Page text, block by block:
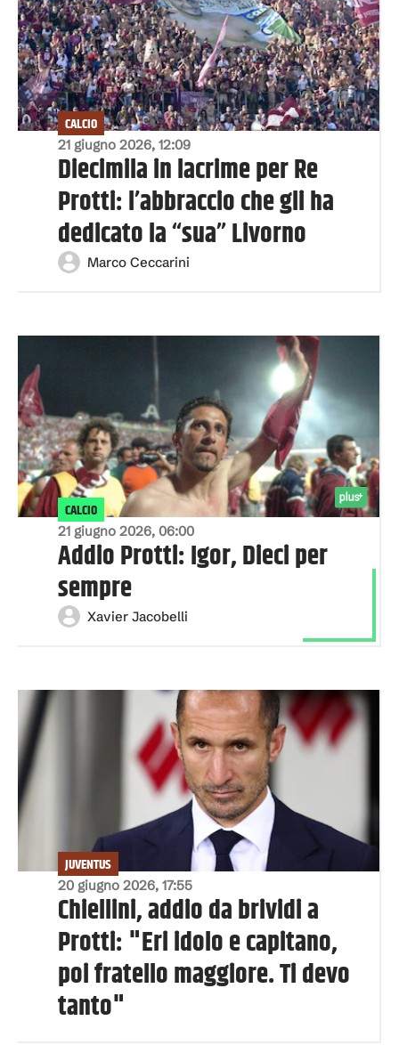
21 giugno 2026, 12:09
CALCIO
Diecimila in lacrime per Re
Protti: l’abbraccio che gli ha
dedicato la “sua” Livorno
Marco Ceccarini
21 giugno 2026, 06:00
CALCIO
Addio Protti: Igor, Dieci per
sempre
Xavier Jacobelli
20 giugno 2026, 17:55
JUVENTUS
Chiellini, addio da brividi a
Protti: "Eri idolo e capitano,
poi fratello maggiore. Ti devo
tanto"